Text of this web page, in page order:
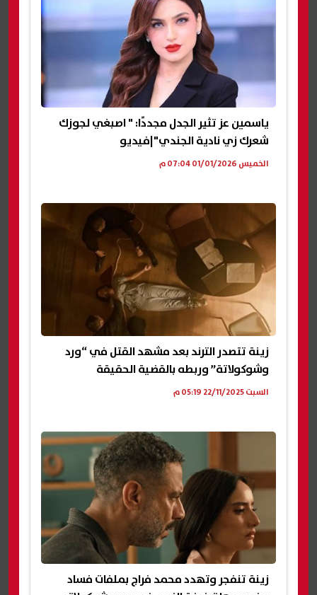
ياسمين عز تثير الجدل مجددًا: " اصبغي لجوزك
شعرك زي نادية الجندي"|فيديو
الخميس 01/01/2026 07:04 م
زينة تتصدر الترند بعد مشهد القتل في “ورد
وشوكولاتة” وربطه بالقضية الحقيقة
السبت 22/11/2025 05:19 م
زينة تنفجر وتهدد محمد فراج بملفات فساد